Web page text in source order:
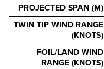
PROJECTED SPAN (M)
TWIN TIP WIND RANGE
(KNOTS)
FOIL/LAND WIND
RANGE (KNOTS)